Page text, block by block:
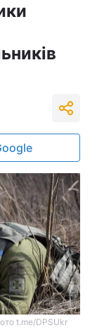
t.me/DPSUkr